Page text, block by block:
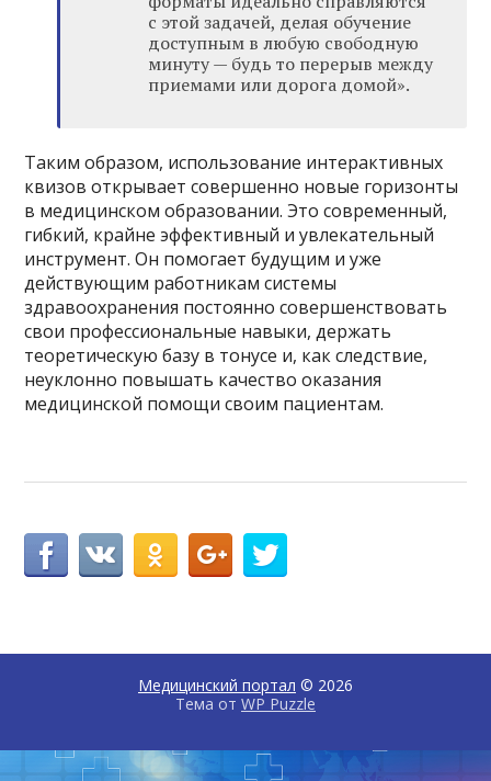
с этой задачей, делая обучение
доступным в любую свободную
минуту — будь то перерыв между
приемами или дорога домой».
Таким образом, использование интерактивных
квизов открывает совершенно новые горизонты
в медицинском образовании. Это современный,
гибкий, крайне эффективный и увлекательный
инструмент. Он помогает будущим и уже
действующим работникам системы
здравоохранения постоянно совершенствовать
свои профессиональные навыки, держать
теоретическую базу в тонусе и, как следствие,
неуклонно повышать качество оказания
медицинской помощи своим пациентам.
Медицинский портал © 2026
Тема от WP Puzzle